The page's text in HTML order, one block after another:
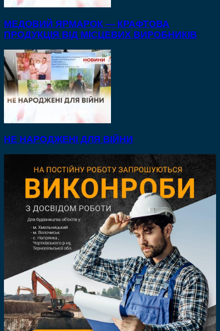
МЕДОВИЙ ЯРМАРОК — КРАФТОВА
ПРОДУКЦІЯ ВІД МІСЦЕВИХ ВИРОБНИКІВ
НЕ НАРОДЖЕНІ ДЛЯ ВІЙНИ